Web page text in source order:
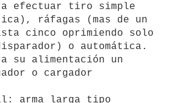
efectuar tiro simple
ráfagas (mas de un
cinco oprimiendo solo
o automática.
su alimentación un
o cargador